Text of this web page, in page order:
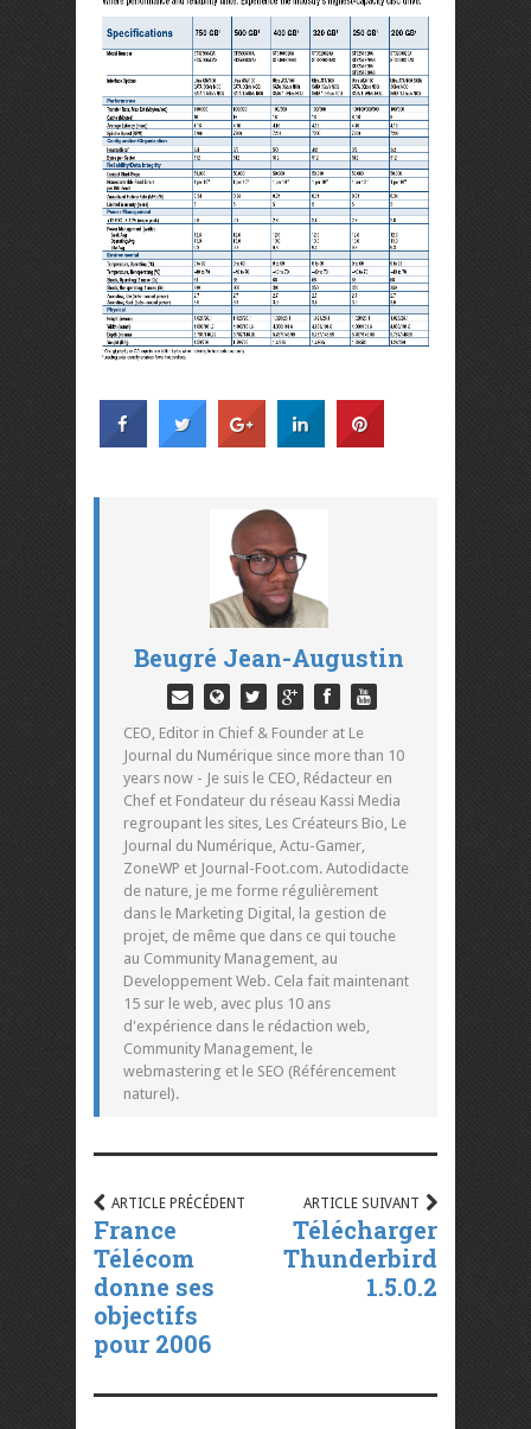
Beugré Jean-Augustin
CEO, Editor in Chief & Founder at Le
Journal du Numérique since more than 10
years now - Je suis le CEO, Rédacteur en
Chef et Fondateur du réseau Kassi Media
regroupant les sites, Les Créateurs Bio, Le
Journal du Numérique, Actu-Gamer,
ZoneWP et Journal-Foot.com. Autodidacte
de nature, je me forme régulièrement
dans le Marketing Digital, la gestion de
projet, de même que dans ce qui touche
au Community Management, au
Developpement Web. Cela fait maintenant
15 sur le web, avec plus 10 ans
d'expérience dans le rédaction web,
Community Management, le
webmastering et le SEO (Référencement
naturel).
ARTICLE PRÉCÉDENT
France
Télécom
donne ses
objectifs
pour 2006
ARTICLE SUIVANT
Télécharger
Thunderbird
1.5.0.2